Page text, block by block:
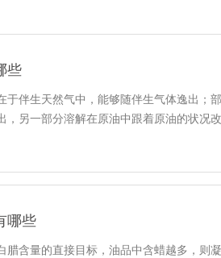
些
于伴生天然气中，能够随伴生气体逸出；
另一部分溶解在原油中跟着原油的状况改
哪些
腊含量的直接目标，油品中含蜡越多，则